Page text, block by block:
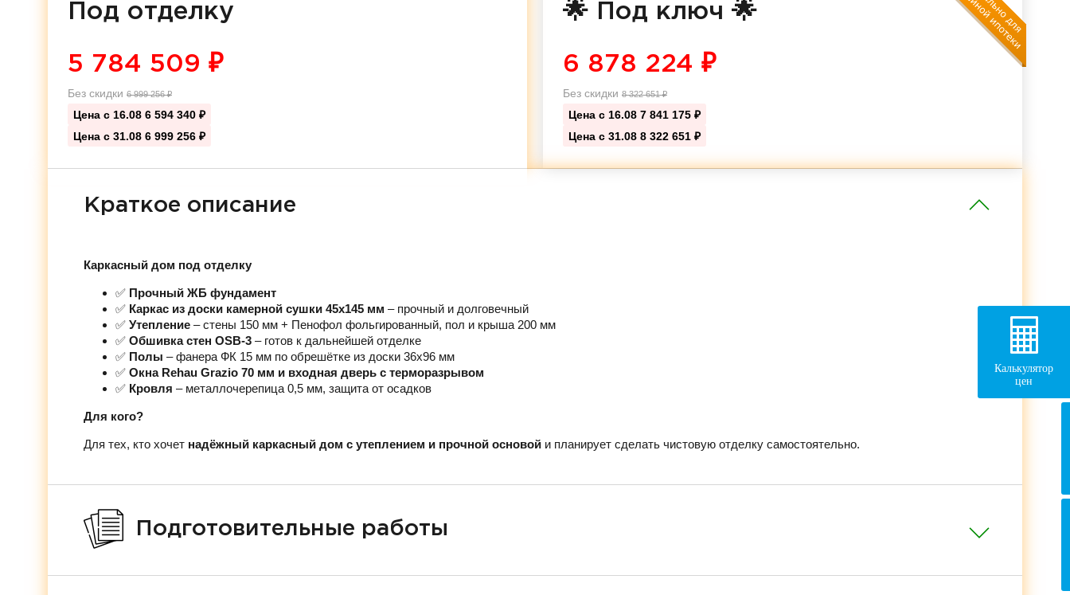
Под отделку
5 784 509 ₽
Без скидки 6 999 256₽
Цена с 16.08 6 594 340 ₽
Цена с 31.08 6 999 256 ₽
🌟 Под ключ 🌟
6 878 224 ₽
Без скидки 8 322 651₽
Цена с 16.08 7 841 175 ₽
Цена с 31.08 8 322 651 ₽
Краткое описание
Каркасный дом под отделку
✅ Прочный ЖБ фундамент
✅ Каркас из доски камерной сушки 45х145 мм – прочный и долговечный
✅ Утепление – стены 150 мм + Пенофол фольгированный, пол и крыша 200 мм
✅ Обшивка стен OSB-3 – готов к дальнейшей отделке
✅ Полы – фанера ФК 15 мм по обрешётке из доски 36х96 мм
✅ Окна Rehau Grazio 70 мм и входная дверь с терморазрывом
✅ Кровля – металлочерепица 0,5 мм, защита от осадков
Для кого?
Для тех, кто хочет надёжный каркасный дом с утеплением и прочной основой и планирует сделать чистовую отделку самостоятельно.
Подготовительные работы
Калькулятор
цен